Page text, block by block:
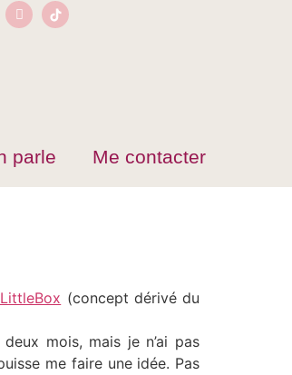
parle Me contacter
(concept dérivé du
mois, mais je n’ai pas
me faire une idée. Pas